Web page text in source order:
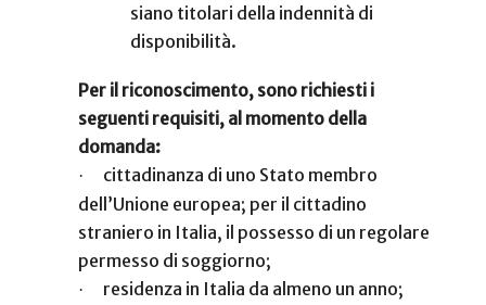
siano titolari della indennità di
disponibilità.
Per il riconoscimento, sono richiesti i
seguenti requisiti, al momento della
domanda:
·
cittadinanza di uno Stato membro
dell’Unione europea; per il cittadino
straniero in Italia, il possesso di un regolare
permesso di soggiorno;
· residenza in Italia da almeno un anno;